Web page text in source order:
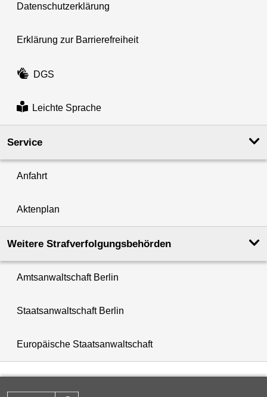
Datenschutzerklärung
Erklärung zur Barrierefreiheit
DGS
Leichte Sprache
Service
Anfahrt
Aktenplan
Weitere Strafverfolgungs­behörden
Amtsanwaltschaft Berlin
Staatsanwaltschaft Berlin
Europäische Staatsanwaltschaft